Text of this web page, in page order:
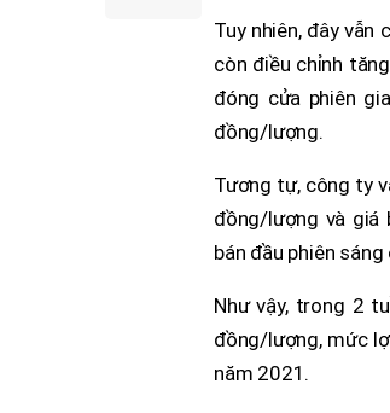
Tuy nhiên, đây
còn điều chỉnh
đóng cửa phiên
đồng/lượng.
Tương tự, công ty
đồng/lượng và giá
bán đầu phiên
Như vậy, trong 2
đồng/lượng, mức
năm 2021.